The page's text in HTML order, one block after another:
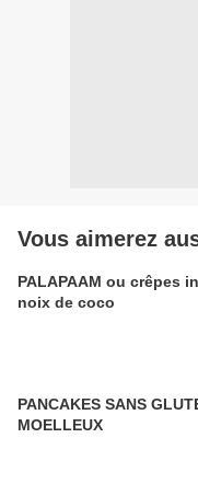
Vous aimerez
PALAPAAM ou crêpes
noix de coco
PANCAKES SANS
MOELLEUX